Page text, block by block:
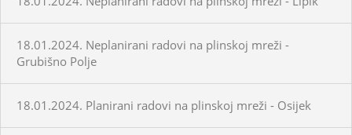
18.01.2024. Neplanirani radovi na plinskoj mreži -
Grubišno Polje
18.01.2024. Planirani radovi na plinskoj mreži - Osijek